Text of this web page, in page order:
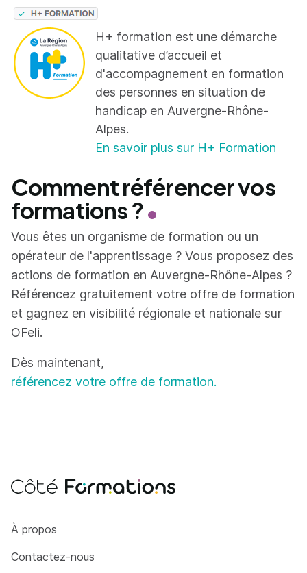
H+ formation est une démarche
qualitative d’accueil et
d'accompagnement en formation
des personnes en situation de
handicap en Auvergne-Rhône-
Alpes.
En savoir plus sur H+ Formation
Comment référencer vos
formations ?
Vous êtes un organisme de formation ou un
opérateur de l'apprentissage ? Vous proposez des
actions de formation en Auvergne-Rhône-Alpes ?
Référencez gratuitement votre offre de formation
et gagnez en visibilité régionale et nationale sur
OFeli.
Dès maintenant,
référencez votre offre de formation.
Côté Formations
À propos
Contactez-nous